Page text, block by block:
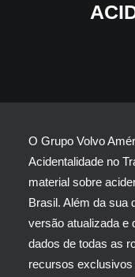
O Grupo Volvo
Acidentalidade no
material sobre
Brasil. Além da sua
versão atualizada e
dados de todas as
recursos